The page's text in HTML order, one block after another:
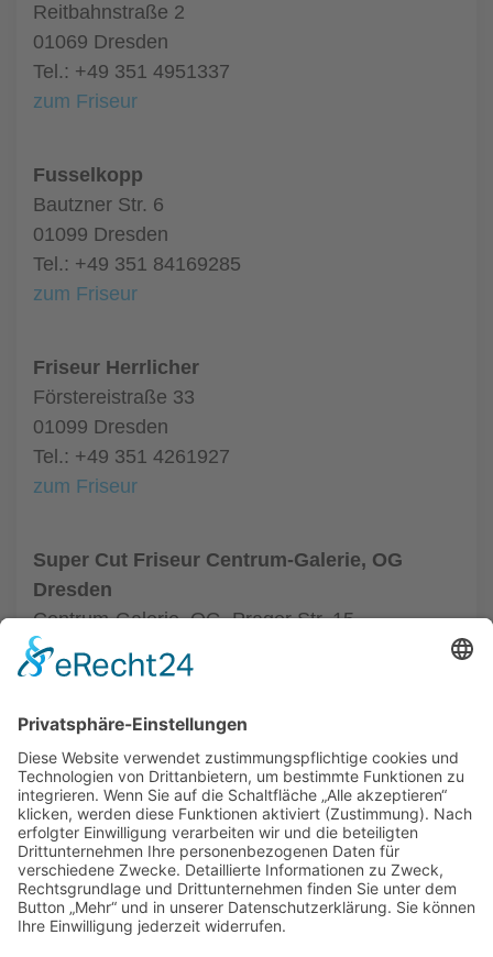
Reitbahnstraße 2
01069 Dresden
Tel.: +49 351 4951337
zum Friseur
Fusselkopp
Bautzner Str. 6
01099 Dresden
Tel.: +49 351 84169285
zum Friseur
Friseur Herrlicher
Förstereistraße 33
01099 Dresden
Tel.: +49 351 4261927
zum Friseur
Super Cut Friseur Centrum-Galerie, OG
Dresden
Centrum-Galerie, OG, Prager Str. 15
01069 Dresden
Tel.: +49 351 48437410
ALLGEMEIN
FRISEURE